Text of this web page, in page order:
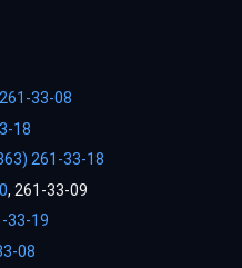
33-08
18
261-33-18
, 261-33-09
33-19
08